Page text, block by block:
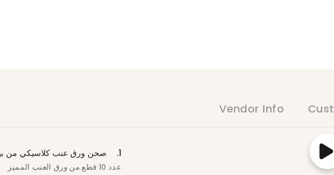
Vendor Info
1. صحن ورق عنب كلاسيكي من
عدد 10 قطع من ورق العنب المميز